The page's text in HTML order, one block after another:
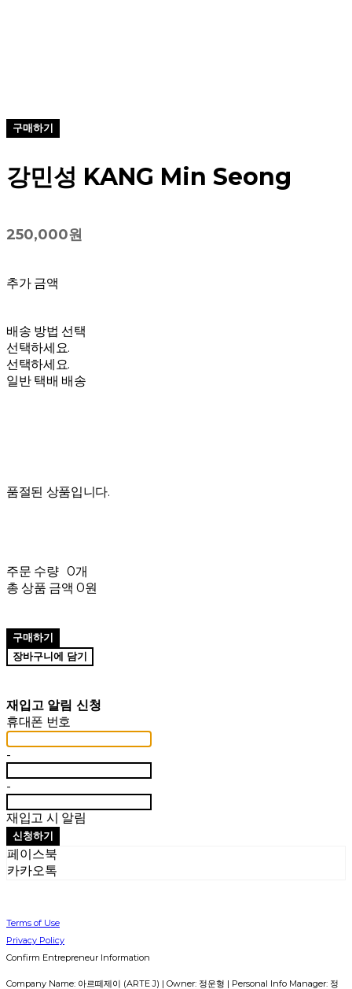
구매하기
강민성 KANG Min Seong
250,000원
추가 금액
배송 방법 선택
선택하세요.
선택하세요.
일반 택배 배송
품절된 상품입니다.
주문 수량 0개
총 상품 금액 0원
구매하기
장바구니에 담기
재입고 알림 신청
휴대폰 번호
-
-
재입고 시 알림
신청하기
페이스북
카카오톡
Terms of Use
Privacy Policy
Confirm Entrepreneur Information
Company Name: 아르떼제이 (ARTE J) | Owner: 정운형 | Personal Info Manager: 정